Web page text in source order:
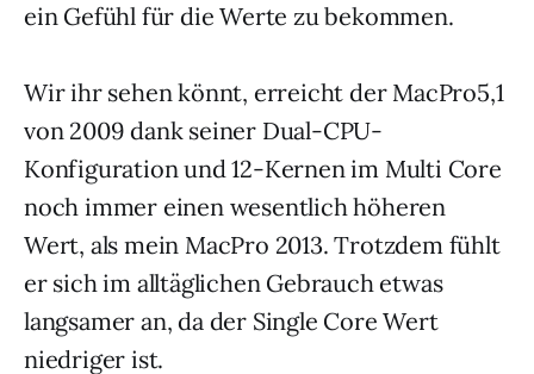
ein Gefühl für die Werte zu bekommen.
Wir ihr sehen könnt, erreicht der MacPro5,1
von 2009 dank seiner Dual-CPU-
Konfiguration und 12-Kernen im Multi Core
noch immer einen wesentlich höheren
Wert, als mein MacPro 2013. Trotzdem fühlt
er sich im alltäglichen Gebrauch etwas
langsamer an, da der Single Core Wert
niedriger ist.